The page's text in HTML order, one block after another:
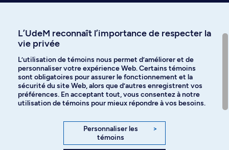
Langues
Facebook Instagram
YouTube
L’UdeM reconnaît l’importance de respecter la
vie privée
L’utilisation de témoins nous permet d’améliorer et de
personnaliser votre expérience Web. Certains témoins
sont obligatoires pour assurer le fonctionnement et la
sécurité du site Web, alors que d’autres enregistrent vos
préférences. En acceptant tout, vous consentez à notre
utilisation de témoins pour mieux répondre à vos besoins.
Personnaliser les
témoins
>